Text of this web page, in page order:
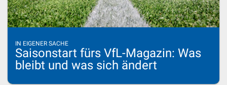
IN EIGENER SACHE
Saisonstart fürs VfL-Magazin: Was
bleibt und was sich ändert